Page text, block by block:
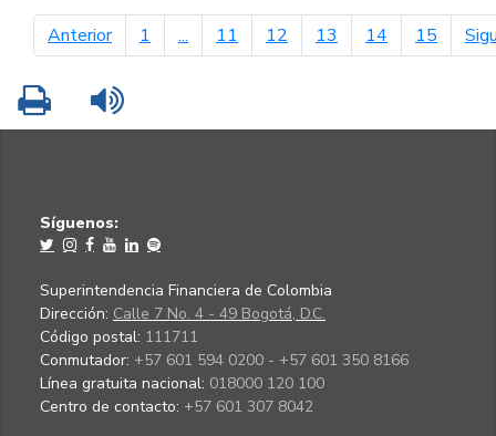
Anteriorpágina anterior
1 ... 11 12 13 14 15
Imprimir
Síguenos:
Superintendencia Financiera de Colombia
Dirección: Calle 7 No. 4 - 49 Bogotá, D.C.
Código postal: 111711
Conmutador: +57 601 594 0200 - +57 601 350 8166
Línea gratuita nacional: 018000 120 100
Centro de contacto: +57 601 307 8042